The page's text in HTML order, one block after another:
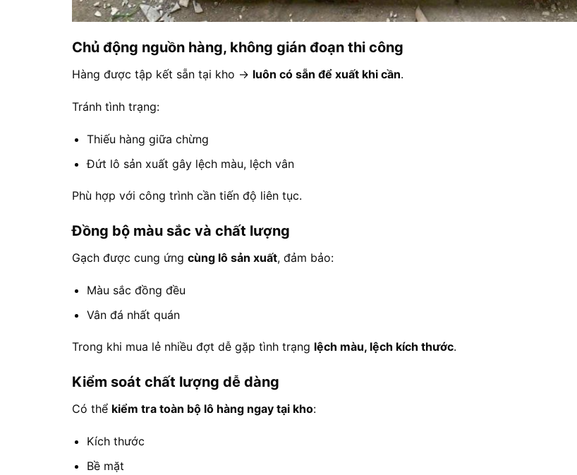
Chủ động nguồn hàng, không gián đoạn thi công
Hàng được tập kết sẵn tại kho → luôn có sẵn để xuất khi cần.
Tránh tình trạng:
Thiếu hàng giữa chừng
Đứt lô sản xuất gây lệch màu, lệch vân
Phù hợp với công trình cần tiến độ liên tục.
Đồng bộ màu sắc và chất lượng
Gạch được cung ứng cùng lô sản xuất, đảm bảo:
Màu sắc đồng đều
Vân đá nhất quán
Trong khi mua lẻ nhiều đợt dễ gặp tình trạng lệch màu, lệch kích thước.
Kiểm soát chất lượng dễ dàng
Có thể kiểm tra toàn bộ lô hàng ngay tại kho:
Kích thước
Bề mặt